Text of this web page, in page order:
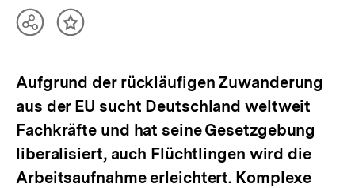
TeilenInhalt
Aufgrund der rückläufigen Zuwanderung
aus der EU sucht Deutschland weltweit
Fachkräfte und hat seine Gesetzgebung
liberalisiert, auch Flüchtlingen wird die
Arbeitsaufnahme erleichtert. Komplexe